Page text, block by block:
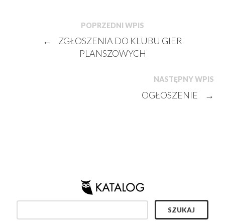
POPRZEDNI WPIS
←
ZGŁOSZENIA DO KLUBU GIER
PLANSZOWYCH
NASTĘPNY WPIS
OGŁOSZENIE →